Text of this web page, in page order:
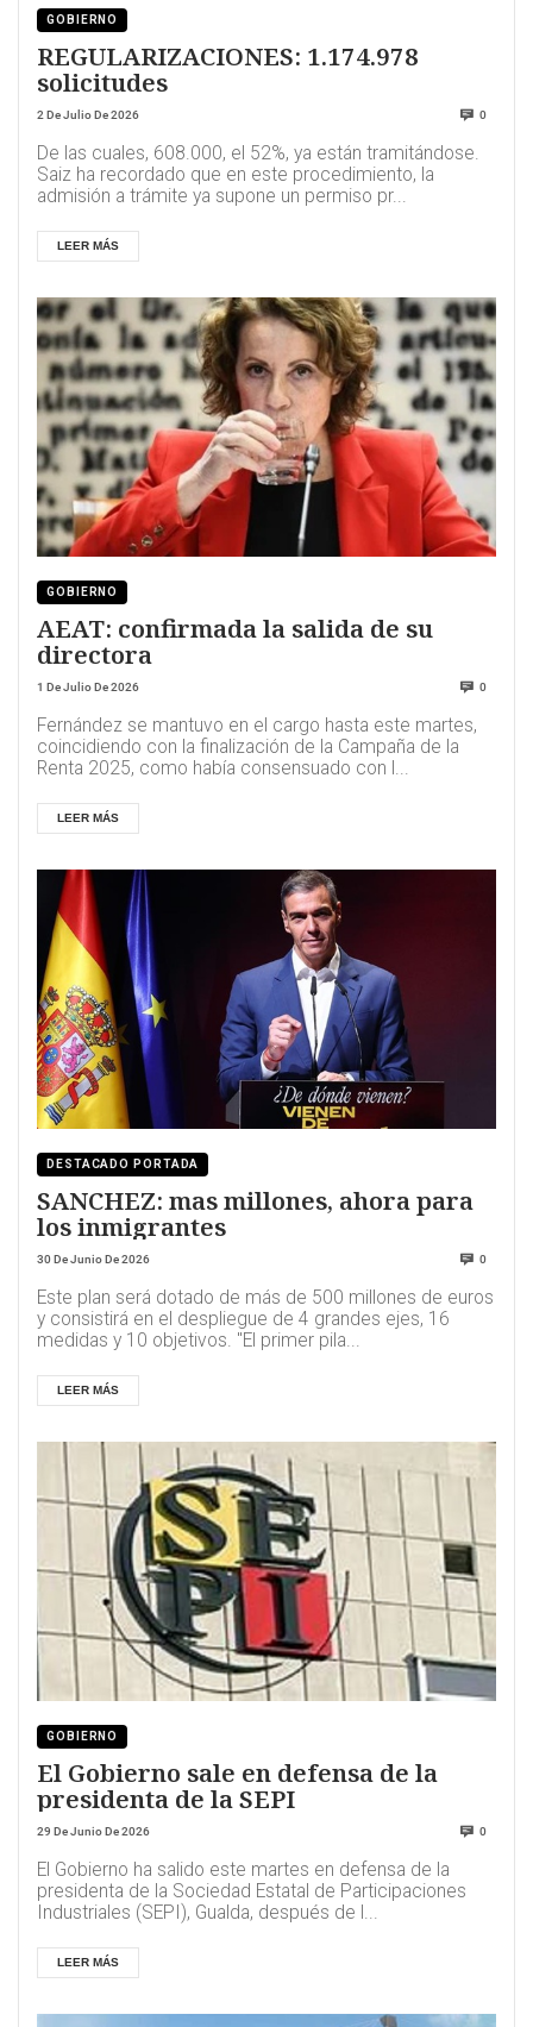
GOBIERNO
REGULARIZACIONES: 1.174.978
solicitudes
2 De Julio De 2026 0
De las cuales, 608.000, el 52%, ya están tramitándose.
Saiz ha recordado que en este procedimiento, la
admisión a trámite ya supone un permiso pr...
LEER MÁS
GOBIERNO
AEAT: confirmada la salida de su
directora
1 De Julio De 2026 0
Fernández se mantuvo en el cargo hasta este martes,
coincidiendo con la finalización de la Campaña de la
Renta 2025, como había consensuado con l...
LEER MÁS
DESTACADO PORTADA
SANCHEZ: mas millones, ahora para
los inmigrantes
30 De Junio De 2026 0
Este plan será dotado de más de 500 millones de euros
y consistirá en el despliegue de 4 grandes ejes, 16
medidas y 10 objetivos. "El primer pila...
LEER MÁS
GOBIERNO
El Gobierno sale en defensa de la
presidenta de la SEPI
29 De Junio De 2026 0
El Gobierno ha salido este martes en defensa de la
presidenta de la Sociedad Estatal de Participaciones
Industriales (SEPI), Gualda, después de l...
LEER MÁS